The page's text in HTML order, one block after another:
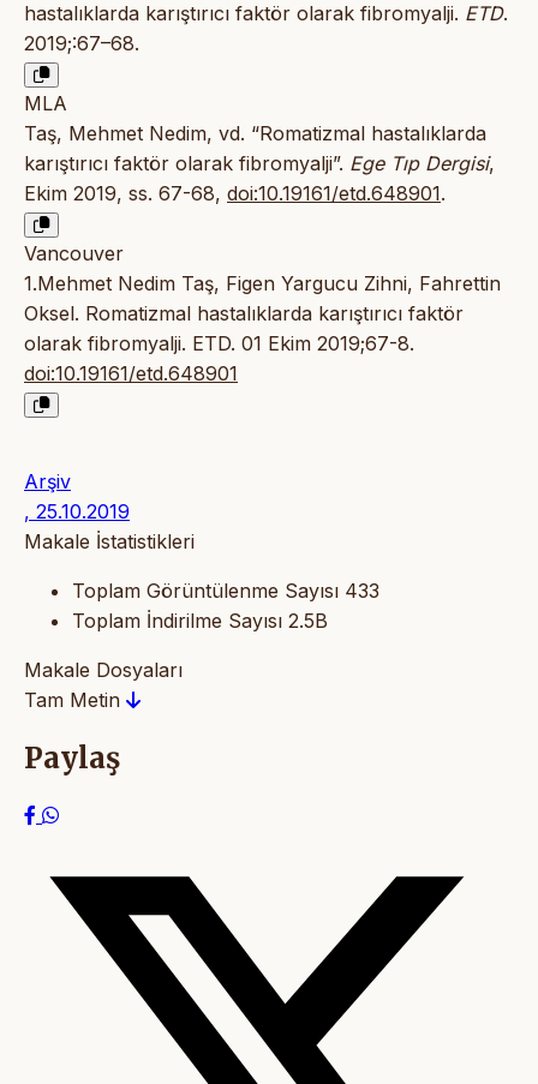
hastalıklarda karıştırıcı faktör olarak fibromyalji. ETD.
2019;:67–68.
MLA
Taş, Mehmet Nedim, vd. “Romatizmal hastalıklarda
karıştırıcı faktör olarak fibromyalji”. Ege Tıp Dergisi,
Ekim 2019, ss. 67-68, doi:10.19161/etd.648901.
Vancouver
1.Mehmet Nedim Taş, Figen Yargucu Zihni, Fahrettin
Oksel. Romatizmal hastalıklarda karıştırıcı faktör
olarak fibromyalji. ETD. 01 Ekim 2019;67-8.
doi:10.19161/etd.648901
Arşiv
, 25.10.2019
Makale İstatistikleri
Toplam Görüntülenme Sayısı 433
Toplam İndirilme Sayısı 2.5B
Makale Dosyaları
Tam Metin
Paylaş